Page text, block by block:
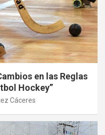
en las Reglas
Hockey”
Cáceres